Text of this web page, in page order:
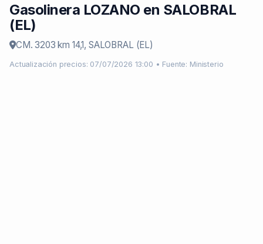
Gasolinera LOZANO en SALOBRAL
(EL)
CM. 3203 km 14,1, SALOBRAL (EL)
Actualización precios: 07/07/2026 13:00 • Fuente: Ministerio